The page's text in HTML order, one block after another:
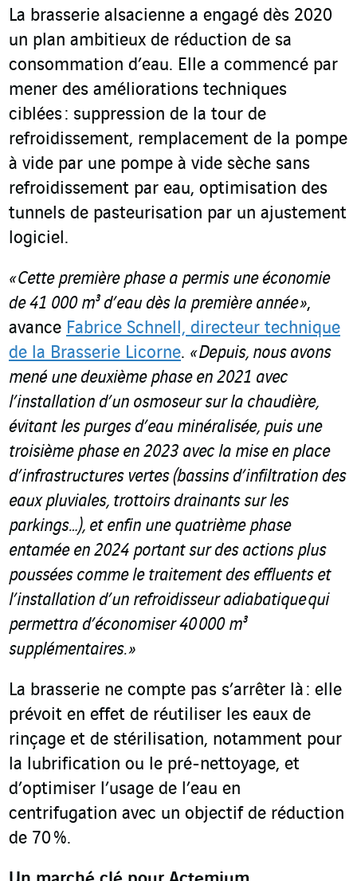
La brasserie alsacienne a engagé dès 2020
un plan ambitieux de réduction de sa
consommation d’eau. Elle a commencé par
mener des améliorations techniques
ciblées : suppression de la tour de
refroidissement, remplacement de la pompe
à vide par une pompe à vide sèche sans
refroidissement par eau, optimisation des
tunnels de pasteurisation par un ajustement
logiciel.
« Cette première phase a permis une économie
de 41 000 m³ d’eau dès la première année »,
avance Fabrice Schnell, directeur technique
de la Brasserie Licorne. « Depuis, nous avons
mené une deuxième phase en 2021 avec
l’installation d’un osmoseur sur la chaudière,
évitant les purges d’eau minéralisée, puis une
troisième phase en 2023 avec la mise en place
d’infrastructures vertes (bassins d’infiltration des
eaux pluviales, trottoirs drainants sur les
parkings…), et enfin une quatrième phase
entamée en 2024 portant sur des actions plus
poussées comme le traitement des effluents et
l’installation d’un refroidisseur adiabatique qui
permettra d’économiser 40 000 m³
supplémentaires. »
La brasserie ne compte pas s’arrêter là : elle
prévoit en effet de réutiliser les eaux de
rinçage et de stérilisation, notamment pour
la lubrification ou le pré-nettoyage, et
d’optimiser l’usage de l’eau en
centrifugation avec un objectif de réduction
de 70 %.